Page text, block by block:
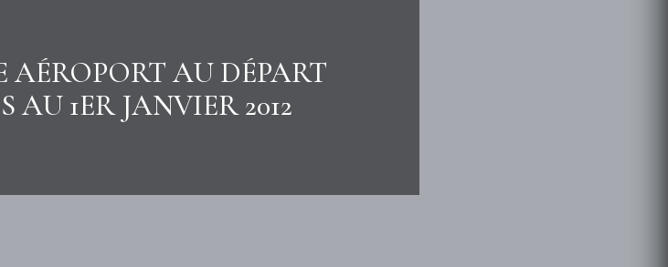
AÉROPORT AU DÉPART
AU 1ER JANVIER 2012